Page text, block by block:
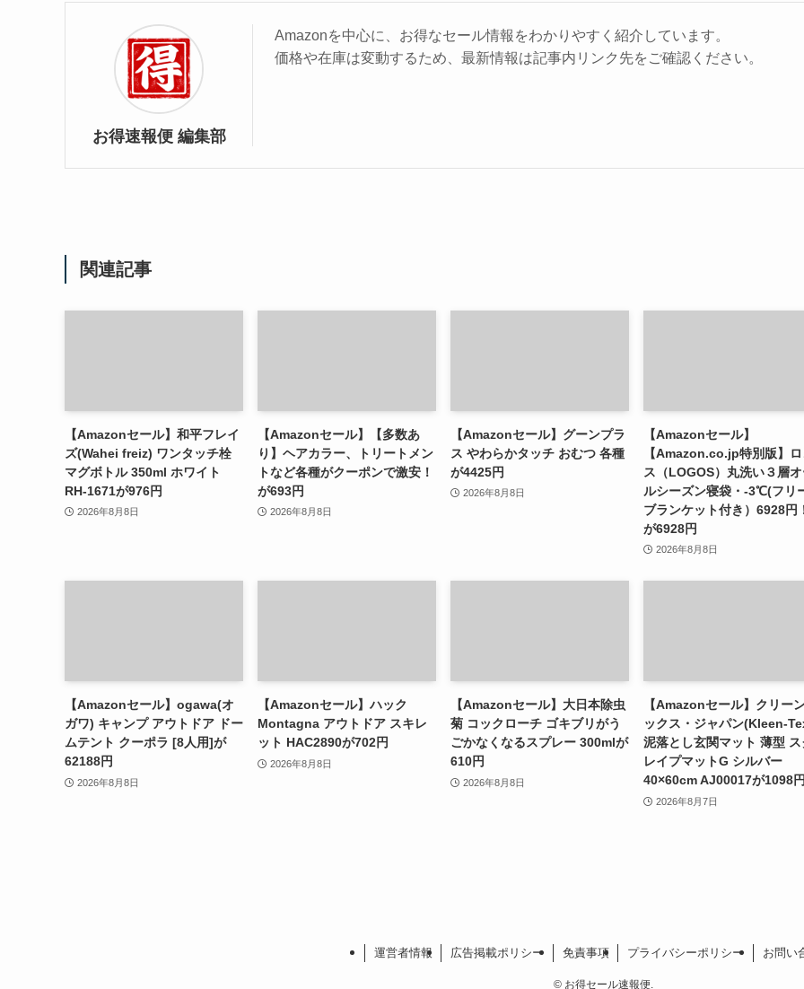
お得速報便 編集部
Amazonを中心に、お得なセール情報をわかりやすく紹介しています。
価格や在庫は変動するため、最新情報は記事内リンク先をご確認ください。
関連記事
【Amazonセール】和平フレイ
ズ(Wahei freiz) ワンタッチ栓
マグボトル 350ml ホワイト
RH-1671が976円
2026年8月8日
【Amazonセール】【多数あ
り】ヘアカラー、トリートメン
トなど各種がクーポンで激安！
が693円
2026年8月8日
【Amazonセール】グーンプラ
ス やわらかタッチ おむつ 各種
が4425円
2026年8月8日
【Amazonセール】
【Amazon.co.jp特別版】
ス（LOGOS）丸洗い３層
ルシーズン寝袋・-3℃(フリ
ブランケット付き）6928円
が6928円
2026年8月8日
【Amazonセール】ogawa(オ
ガワ) キャンプ アウトドア ドー
ムテント クーポラ [8人用]が
62188円
2026年8月8日
【Amazonセール】ハック
Montagna アウトドア スキレ
ット HAC2890が702円
2026年8月8日
【Amazonセール】大日本除虫
菊 コックローチ ゴキブリがう
ごかなくなるスプレー 300mlが
610円
2026年8月8日
【Amazonセール】クリー
ックス・ジャパン(Kleen-
泥落とし玄関マット 薄型 ス
レイプマットG シルバー
40×60cm AJ00017が1098円
2026年8月7日
運営者情報 広告掲載ポリシー 免責事項 プライバシーポリシー お問い
©お得セール速報便.